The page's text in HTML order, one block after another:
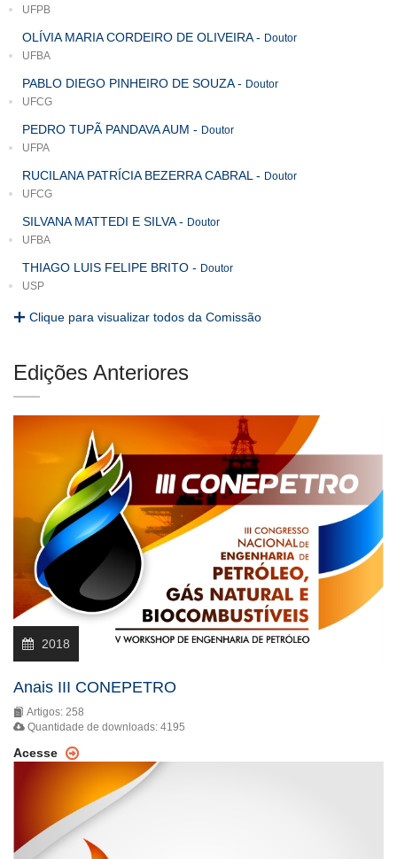
UFPB
OLÍVIA MARIA CORDEIRO DE OLIVEIRA- Doutor
UFBA
PABLO DIEGO PINHEIRO DE SOUZA- Doutor
UFCG
PEDRO TUPÃ PANDAVA AUM - Doutor
UFPA
RUCILANA PATRÍCIA BEZERRA CABRAL- Doutor
UFCG
SILVANA MATTEDI E SILVA- Doutor
UFBA
THIAGO LUIS FELIPE BRITO - Doutor
USP
Clique para visualizar todos da Comissão
Edições Anteriores
2018
Anais III CONEPETRO
Artigos: 258
Quantidade de downloads: 4195
Acesse